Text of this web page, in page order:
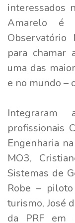
interessados
Amarelo é
Observatório
para chamar
uma das
e no mundo –
profissionais
Engenharia
MO3,
Sistemas de
Robe –
turismo, José
da PRF em